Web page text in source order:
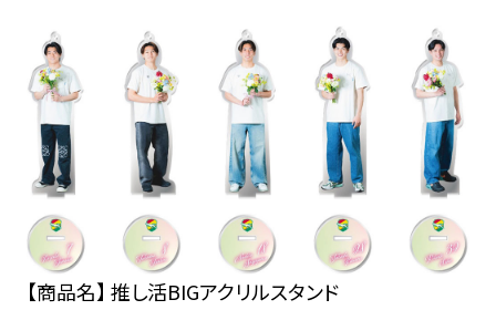
【商品名】 推し活BIGアクリルスタンド